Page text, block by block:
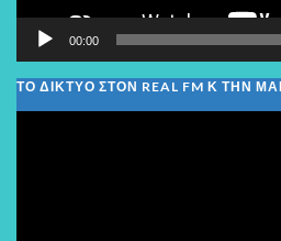
00:00
ΤΟ ΔΙΚΤΥΟ ΣΤΟΝ REAL FM Κ ΤΗΝ